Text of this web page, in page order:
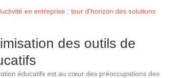
en entreprise : tour d'horizon des solutions
des outils de
éducatifs est au cœur des préoccupations des